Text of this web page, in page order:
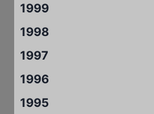
1999
1998
1997
1996
1995